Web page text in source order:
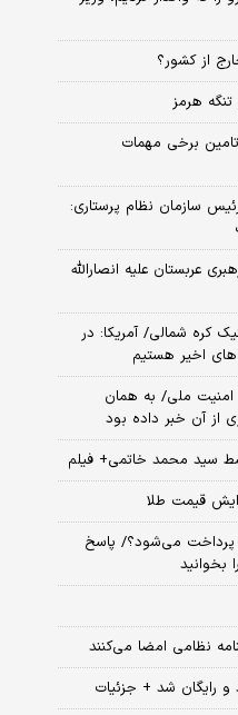
از کشور؟
هرمز
تامین برخی مهمات
سازمان نظام پرستاری:
عربستان علیه انصارالله
کره شمالی/ آمریکا: در
اخیر هستیم
امنیت ملی/ به همان
از آن خبر داده بود
سید محمد خاتمی+ فیلم
پرداخت می‌شود؟/ پاسخ
بخوانید
شد + جزئیات